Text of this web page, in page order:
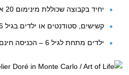
יחיד בקבוצה שכוללת מינימום 20 איש –12 אירו
קשישים, סטודנטים או ילדים בגיל 6-16 – 10 אירו
ילדים מתחת לגיל 6 – הכניסה חינם